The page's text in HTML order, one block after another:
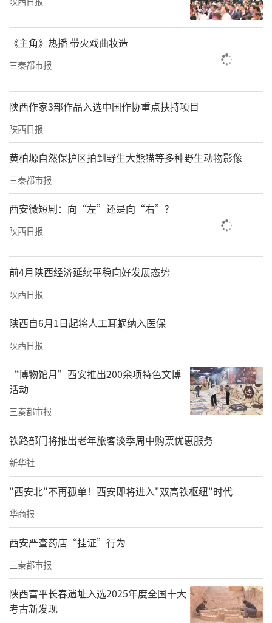
《主角》热播 带火戏曲妆造
三秦都市报
陕西作家3部作品入选中国作协重点扶持项目
陕西日报
黄柏塬自然保护区拍到野生大熊猫等多种野生动物影像
三秦都市报
西安微短剧：向“左”还是向“右”?
陕西日报
前4月陕西经济延续平稳向好发展态势
陕西日报
陕西自6月1日起将人工耳蜗纳入医保
陕西日报
“博物馆月”西安推出200余项特色文博
活动
三秦都市报
铁路部门将推出老年旅客淡季周中购票优惠服务
新华社
"西安北"不再孤单！西安即将进入"双高铁枢纽"时代
华商报
西安严查药店“挂证”行为
三秦都市报
陕西富平长春遗址入选2025年度全国十大
考古新发现